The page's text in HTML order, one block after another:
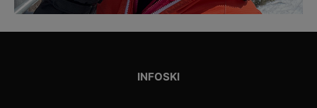
INFOSKI